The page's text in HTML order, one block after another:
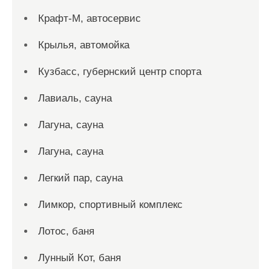
Крафт-М, автосервис
Крылья, автомойка
Кузбасс, губернский центр спорта
Лавиаль, сауна
Лагуна, сауна
Лагуна, сауна
Легкий пар, сауна
Лимкор, спортивный комплекс
Лотос, баня
Лунный Кот, баня